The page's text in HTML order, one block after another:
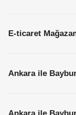
E-ticaret
Ankara ile